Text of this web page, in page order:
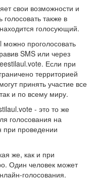
свои возможности и
также в
голосующий.
можно проголосовать
SMS или через
Если при
территорией
принять участие все
и по всему миру.
- это то же
голосования на
при проведении
же, как и при
Один человек может
голосования.